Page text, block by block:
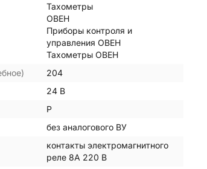
Тахометры
ОВЕН
Приборы контроля и
управления ОВЕН
Тахометры ОВЕН
204
24 В
Р
без аналогового ВУ
контакты электромагнитного
реле 8А 220 В